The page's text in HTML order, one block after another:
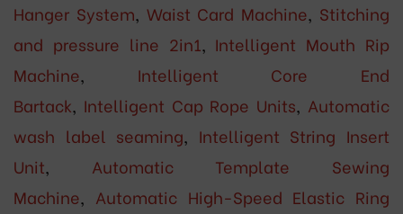
Hanger System, Waist Card Machine, Stitching
and pressure line 2in1, Intelligent Mouth Rip
Machine, Intelligent Core End
Bartack, Intelligent Cap Rope Units, Automatic
wash label seaming, Intelligent String Insert
Unit, Automatic Template Sewing
Machine, Automatic High-Speed Elastic Ring